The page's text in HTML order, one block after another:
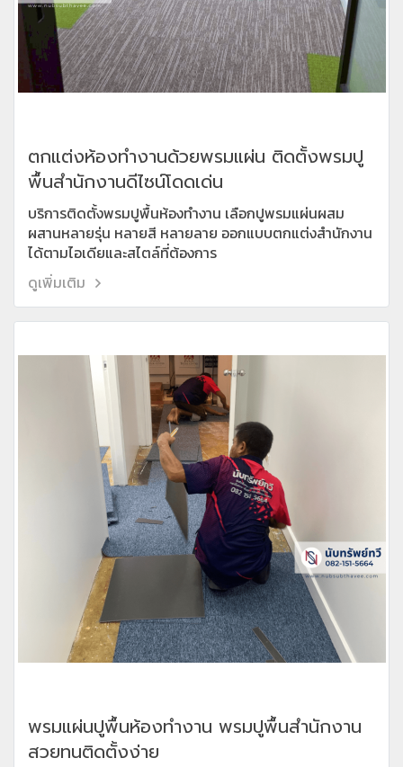
ตกแต่งห้องทำงานด้วยพรมแผ่น ติดตั้งพรมปู
พื้นสำนักงานดีไซน์โดดเด่น
บริการติดตั้งพรมปูพื้นห้องทำงาน เลือกปูพรมแผ่นผสม
ผสานหลายรุ่น หลายสี หลายลาย ออกแบบตกแต่งสำนักงาน
ได้ตามไอเดียและสไตล์ที่ต้องการ
ดูเพิ่มเติม
พรมแผ่นปูพื้นห้องทำงาน พรมปูพื้นสำนักงาน
สวยทนติดตั้งง่าย